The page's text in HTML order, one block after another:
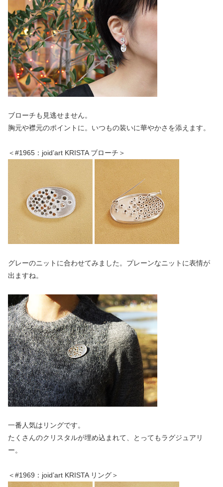
ブローチも見逃せません。
胸元や襟元のポイントに。いつもの装いに華やかさを添えます。
＜#1965：joid’art KRISTA ブローチ＞
グレーのニットに合わせてみました。プレーンなニットに表情が
出ますね。
一番人気はリングです。
たくさんのクリスタルが埋め込まれて、とってもラグジュアリ
ー。
＜#1969：joid’art KRISTA リング＞